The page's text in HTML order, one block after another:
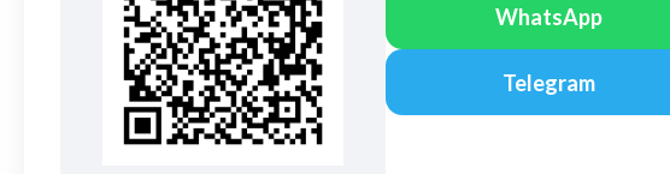
WhatsApp
Telegram